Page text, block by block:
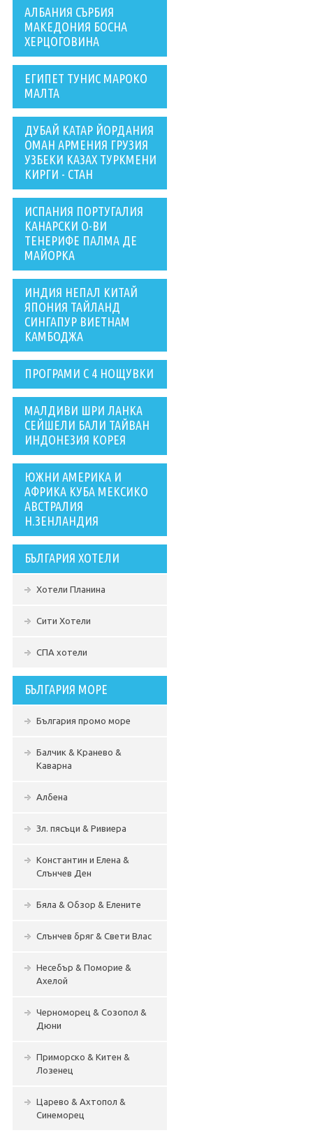
АЛБАНИЯ СЪРБИЯ
МАКЕДОНИЯ БОСНА
ХЕРЦОГОВИНА
ЕГИПЕТ ТУНИС МАРОКО
МАЛТА
ДУБАЙ КАТАР ЙОРДАНИЯ
ОМАН АРМЕНИЯ ГРУЗИЯ
УЗБЕКИ КАЗАХ ТУРКМЕНИ
КИРГИ - СТАН
ИСПАНИЯ ПОРТУГАЛИЯ
КАНАРСКИ О-ВИ
ТЕНЕРИФЕ ПАЛМА ДЕ
МАЙОРКА
ИНДИЯ НЕПАЛ КИТАЙ
ЯПОНИЯ ТАЙЛАНД
СИНГАПУР ВИЕТНАМ
КАМБОДЖА
ПРОГРАМИ С 4 НОЩУВКИ
МАЛДИВИ ШРИ ЛАНКА
СЕЙШЕЛИ БАЛИ ТАЙВАН
ИНДОНЕЗИЯ КОРЕЯ
ЮЖНИ АМЕРИКА И
АФРИКА КУБА МЕКСИКО
АВСТРАЛИЯ
Н.ЗЕНЛАНДИЯ
БЪЛГАРИЯ ХОТЕЛИ
Хотели Планина
Сити Хотели
СПА хотели
БЪЛГАРИЯ МОРЕ
България промо море
Балчик & Кранево &
Каварна
Албена
Зл. пясъци & Ривиера
Константин и Елена &
Слънчев Ден
Бяла & Обзор & Елените
Слънчев бряг & Свети Влас
Несебър & Поморие &
Ахелой
Черноморец & Созопол &
Дюни
Приморско & Китен &
Лозенец
Царево & Ахтопол &
Синеморец